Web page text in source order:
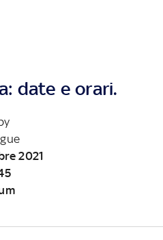
date e orari.
2021